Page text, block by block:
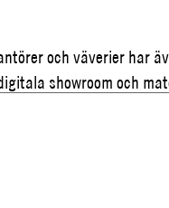
och väverier har
showroom och